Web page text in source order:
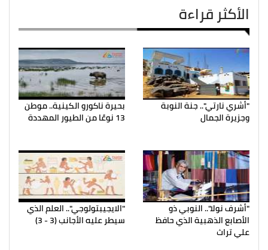
الأكثر قراءة
"أشري نارتي".. جنة النوبة
وجزيرة الجمال
بحيرة ناكورو الكينية.. موطن
13 نوعًا من الطيور المهددة
"أشرف نولا".. النوبي ذو
الأصابع الذهبية الذي حافظ
علي تراث
"الايجيبتولوجي".. العلم الذي
سيطر عليه الأجانب (3 - 3)